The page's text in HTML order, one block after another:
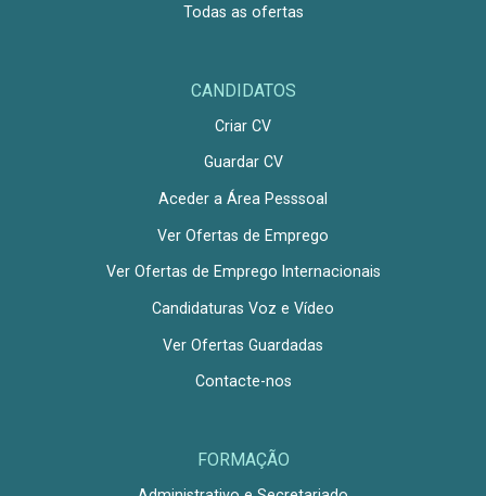
Todas as ofertas
CANDIDATOS
Criar CV
Guardar CV
Aceder a Área Pesssoal
Ver Ofertas de Emprego
Ver Ofertas de Emprego Internacionais
Candidaturas Voz e Vídeo
Ver Ofertas Guardadas
Contacte-nos
FORMAÇÃO